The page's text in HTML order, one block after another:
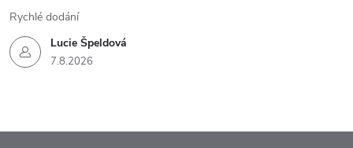
Lucie Špeldová
7.8.2026
Rychlé dodání